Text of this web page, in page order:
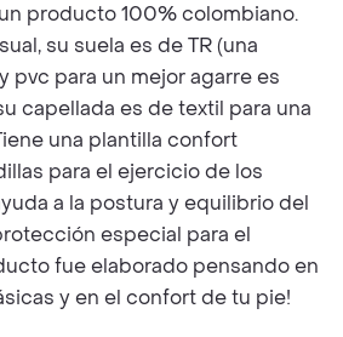
producto 100% colombiano.
su suela es de TR (una
pvc para un mejor agarre es
capellada es de textil para una
una plantilla confort
para el ejercicio de los
a la postura y equilibrio del
especial para el
fue elaborado pensando en
y en el confort de tu pie!